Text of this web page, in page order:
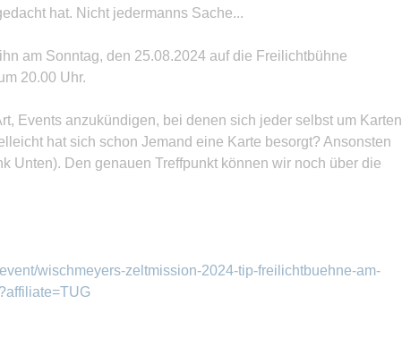
hat. Nicht jedermanns Sache...
am Sonntag, den 25.08.2024 auf die Freilichtbühne
20.00 Uhr.
Events anzukündigen, bei denen sich jeder selbst um Karten
hat sich schon Jemand eine Karte besorgt? Ansonsten
Unten). Den genauen Treffpunkt können wir noch über die
wischmeyers-zeltmission-2024-tip-freilichtbuehne-am-